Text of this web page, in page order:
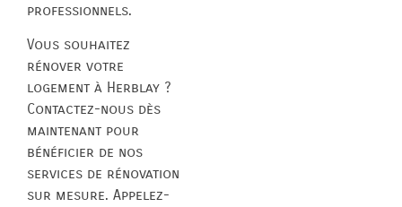
professionnels.
Vous souhaitez
rénover votre
logement à Herblay ?
Contactez-nous dès
maintenant pour
bénéficier de nos
services de rénovation
sur mesure. Appelez-